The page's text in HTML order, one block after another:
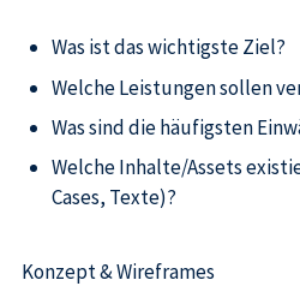
Was ist das wichtigste Ziel?
Welche Leistungen sollen
Was sind die häufigsten
Welche Inhalte/Assets
Cases, Texte)?
Konzept & Wireframes